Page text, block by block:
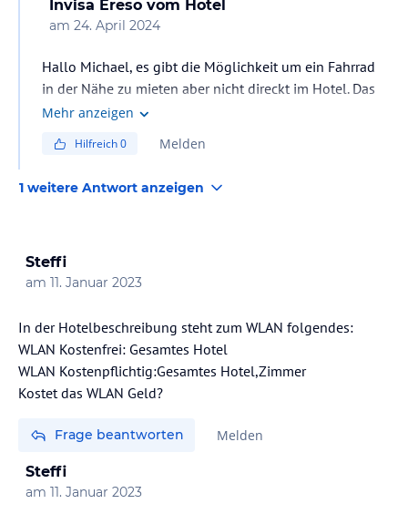
Invisa Ereso vom Hotel
am 24. April 2024
Hallo Michael, es gibt die Möglichkeit um ein Fahrrad
in der Nähe zu mieten aber nicht direckt im Hotel. Das
Invisa Hotel Ereso liegt in einem Touristen Ort mit viele
kann Ihnen helfen um eine Fahrradsvermietungsfirma
auch in Google Fahrradsvermietungsfirmas auf ES
Mehr anzeigen
Hilfreich0 Melden
1 weitere Antwort anzeigen
Steffi
am 11. Januar 2023
In der Hotelbeschreibung steht zum WLAN folgendes:
WLAN Kostenfrei: Gesamtes Hotel
WLAN Kostenpflichtig:Gesamtes Hotel,Zimmer
Kostet das WLAN Geld?
Frage beantworten Melden
Steffi
am 11. Januar 2023